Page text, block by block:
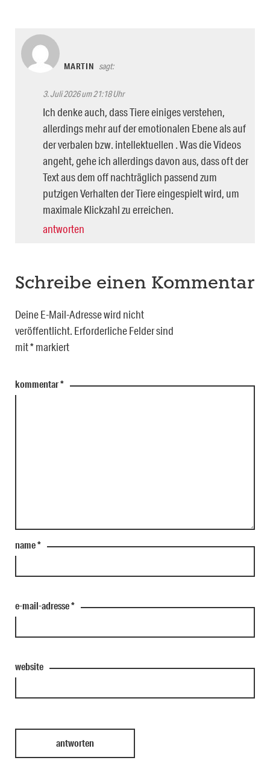
MARTIN sagt:
3. Juli 2026 um 21:18 Uhr
Ich denke auch, dass Tiere einiges verstehen,
allerdings mehr auf der emotionalen Ebene als auf
der verbalen bzw. intellektuellen . Was die Videos
angeht, gehe ich allerdings davon aus, dass oft der
Text aus dem off nachträglich passend zum
putzigen Verhalten der Tiere eingespielt wird, um
maximale Klickzahl zu erreichen.
antworten
Schreibe einen Kommentar
Deine E-Mail-Adresse wird nicht
veröffentlicht. Erforderliche Felder sind
mit*markiert
kommentar*
name*
e-mail-adresse*
website